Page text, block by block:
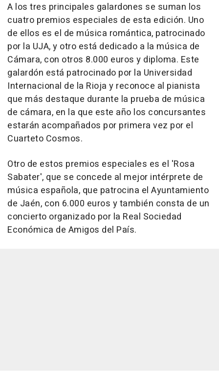
A los tres principales galardones se suman los
cuatro premios especiales de esta edición. Uno
de ellos es el de música romántica, patrocinado
por la UJA, y otro está dedicado a la música de
Cámara, con otros 8.000 euros y diploma. Este
galardón está patrocinado por la Universidad
Internacional de la Rioja y reconoce al pianista
que más destaque durante la prueba de música
de cámara, en la que este año los concursantes
estarán acompañados por primera vez por el
Cuarteto Cosmos.
Otro de estos premios especiales es el 'Rosa
Sabater', que se concede al mejor intérprete de
música española, que patrocina el Ayuntamiento
de Jaén, con 6.000 euros y también consta de un
concierto organizado por la Real Sociedad
Económica de Amigos del País.